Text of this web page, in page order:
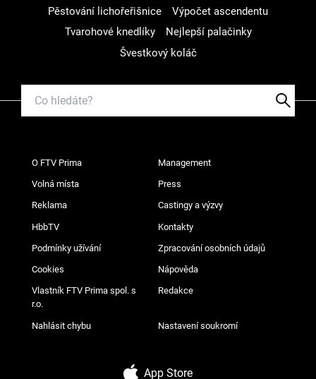
Pěstování lichořeřišnice
Výpočet ascendentu
Tvarohové knedlíky
Nejlepší palačinky
Švestkový koláč
O FTV Prima Management
Volná místa Press
Reklama Castingy a výzvy
HbbTV Kontakty
Podmínky užívání Zpracování osobních údajů
Cookies Nápověda
Vlastník FTV Prima spol. s
r.o.
Redakce
Nahlásit chybu Nastavení soukromí
App Store